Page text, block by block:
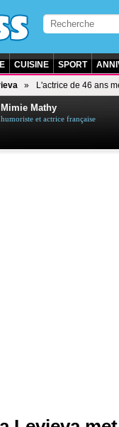
CUISINE SPORT
L'actrice de 46 ans
Mimie Mathy
humoriste et actrice française